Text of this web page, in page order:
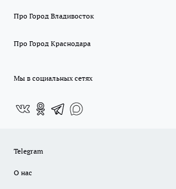
Про Город Владивосток
Про Город Краснодара
Мы в социальных сетях
Telegram
О нас